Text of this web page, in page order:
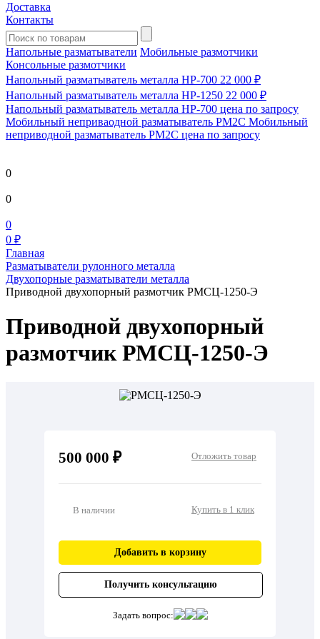
Доставка
Контакты
Напольные разматыватели Мобильные размотчики
Консольные размотчики
Напольный разматыватель металла HP-700 22 000 ₽
Напольный разматыватель металла HP-1250 22 000 ₽
Напольный разматыватель металла HP-700 цена по запросу
Мобильный непривaодной разматыватель РМ2С Мобильный
неприводной разматыватель РМ2С цена по запросу
0
0
0
0 ₽
Главная
Разматыватели рулонного металла
Двухопорные разматыватели металла
Приводной двухопорный размотчик РМСЦ-1250-Э
Приводной двухопорный
размотчик РМСЦ-1250-Э
500 000 ₽ Отложить товар
В наличии Купить в 1 клик
Добавить в корзину
Получить консультацию
Задать вопрос: